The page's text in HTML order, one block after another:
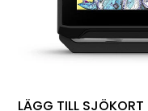
LÄGG TILL SJÖKORT